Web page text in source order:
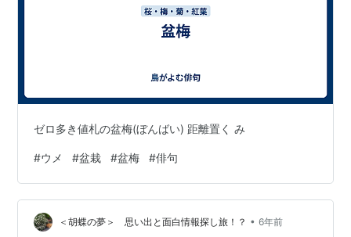
ゼロ多き値札の盆梅(ぼんばい) 距離置く み
#ウメ #盆栽 #盆梅 #俳句
＜胡蝶の夢＞ 思い出と面白情報探し旅！？ • 6年前